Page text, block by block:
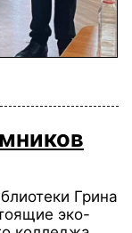
Грина
эко-